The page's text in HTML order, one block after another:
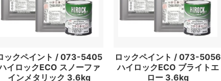
ックペイント / 073-5405
イロックECO スノーファ
インメタリック 3.6kg
ロックペイント / 073-5056
ハイロックECO ブライトエ
ロー 3.6kg